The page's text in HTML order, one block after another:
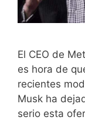
El CEO de
es hora de
recientes
Musk ha
serio esta